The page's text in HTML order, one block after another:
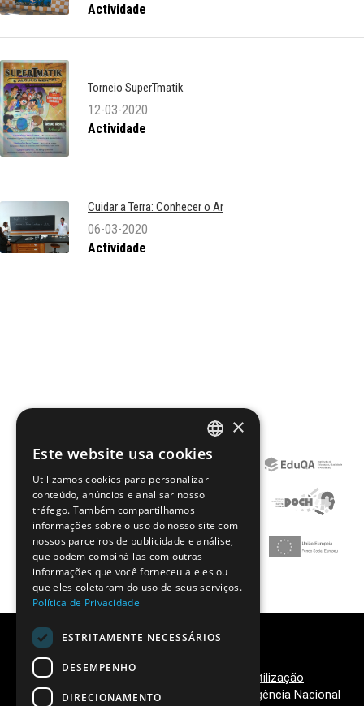
Actividade
Torneio SuperTmatik
12-03-2020
Actividade
Cuidar a Terra: Conhecer o Ar
06-03-2020
Actividade
Termos de Utilização
© 2026 Clubes Ciência Viva,
Ciência Viva - Agência Nacional
PORTUGUESE
ENGLISH
×
Este website usa cookies
Utilizamos cookies para personalizar
conteúdo, anúncios e analisar nosso
tráfego. Também compartilhamos
informações sobre o uso do nosso site com
nossos parceiros de publicidade e análise,
que podem combiná-las com outras
informações que você forneceu a eles ou
que eles coletaram do uso de seus serviços.
Política de Privacidade
ESTRITAMENTE NECESSÁRIOS
DESEMPENHO
DIRECIONAMENTO